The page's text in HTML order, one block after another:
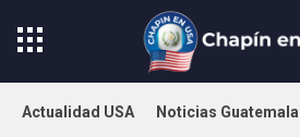
Actualidad USA Noticias Guatemala